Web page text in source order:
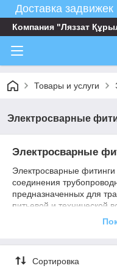
Доставка
Компания "Ляззат
Товары и услуги
Электросварные
Электросварные
Электросварные
соединения
предназначенных для
питьевой и технической
пищевой
Технология установки
Сортировка